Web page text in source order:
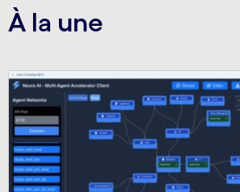
À la une